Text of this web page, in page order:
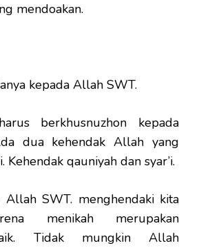
mendoakan.
kepada Allah SWT.
berkhusnuzhon kepada
dua kehendak Allah yang
Kehendak qauniyah dan syar’i.
Allah SWT. menghendaki kita
menikah merupakan
Tidak mungkin Allah